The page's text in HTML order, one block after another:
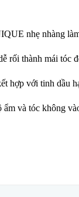
nhẹ nhàng
rối thành mái tóc
hợp với tinh dầu
và tóc không